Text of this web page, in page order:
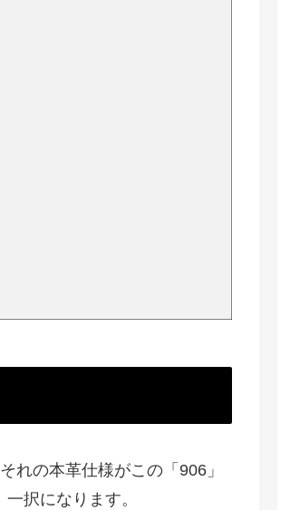
れの本革仕様がこの「906」
択になります。